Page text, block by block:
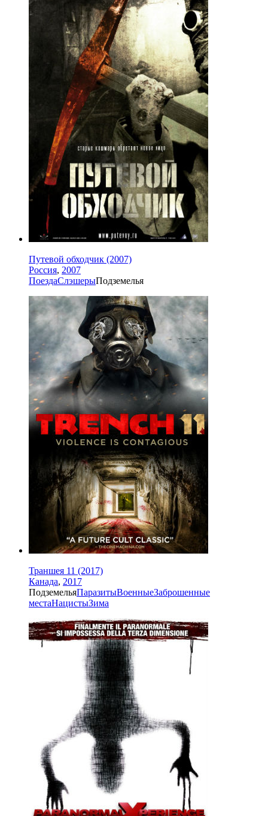
Путевой обходчик (2007)
Россия, 2007
ПоездаСлэшерыПодземелья
Траншея 11 (2017)
Канада, 2017
ПодземельяПаразитыВоенныеЗаброшенные
местаНацистыЗима